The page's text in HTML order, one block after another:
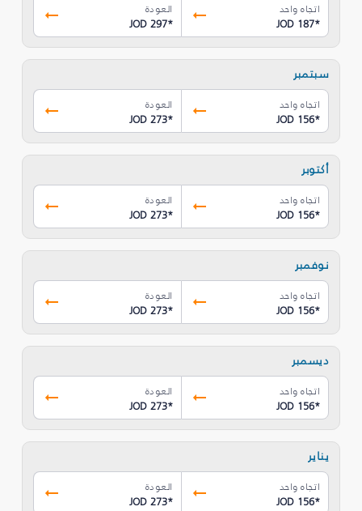
اتجاه واحد
JOD 187*
العودة
JOD 297*
سبتمبر
اتجاه واحد
JOD 156*
العودة
JOD 273*
أكتوبر
اتجاه واحد
JOD 156*
العودة
JOD 273*
نوفمبر
اتجاه واحد
JOD 156*
العودة
JOD 273*
ديسمبر
اتجاه واحد
JOD 156*
العودة
JOD 273*
يناير
اتجاه واحد
JOD 156*
العودة
JOD 273*